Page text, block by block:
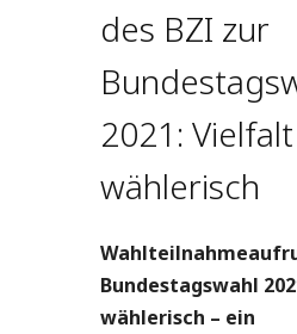
des BZI zur
2021:
wählerisch
Bundestagswahl
wählerisch – ein